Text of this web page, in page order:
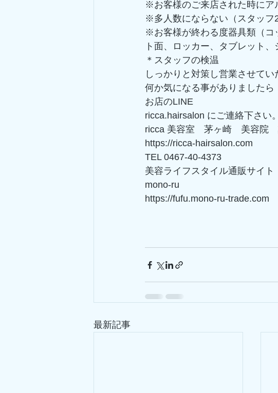
※お客様のご来店された時にア
※多人数にならない（スタッフ
※お客様が終わる度器具類（コ
ト面、ロッカー、タブレット
＊スタッフの検温
しっかりと対策し営業させてい
何か気になる事がありましたら
お店のLINE
ricca.hairsalon にご連絡下さい。
ricca 美容室　茅ヶ崎　美容院
https://ricca-hairsalon.com
TEL 0467-40-4373
美容ライフスタイル通販サイト
mono-ru
https://fufu.mono-ru-trade.com
最新記事